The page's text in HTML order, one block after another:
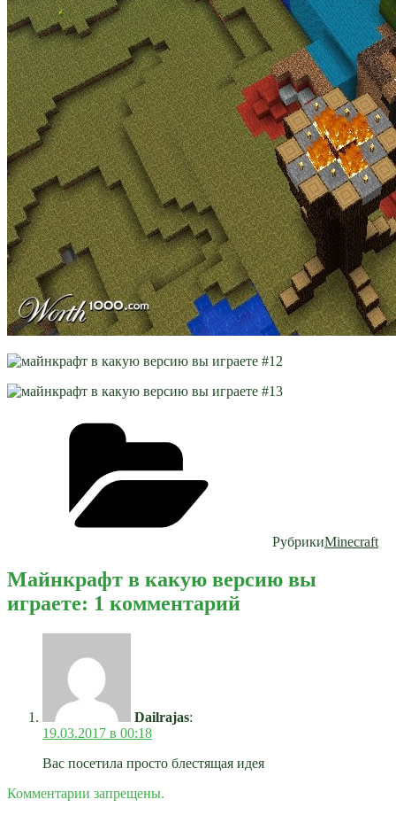
РубрикиMinecraft
Майнкрафт в какую версию вы
играете: 1 комментарий
Dailrajas:
19.03.2017 в 00:18
Вас посетила просто блестящая идея
Комментарии запрещены.